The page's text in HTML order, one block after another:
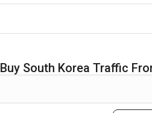
Buy South Korea Traffic